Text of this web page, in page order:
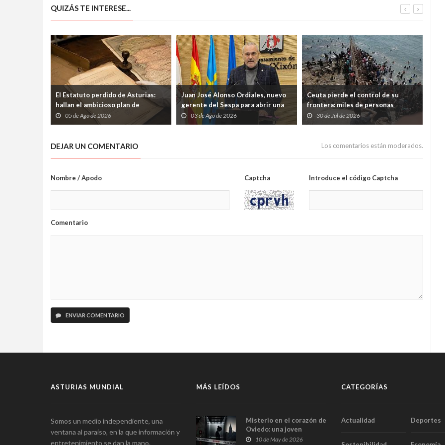
QUIZÁS TE INTERESE...
El Estatuto perdido de Asturias:
hallan el ambicioso plan de
autogobierno que la guerra
condenó al olvido
05 de Ago de 2026
Juan José Alonso Ordiales, nuevo
gerente del Sespa para abrir una
etapa marcada por el diálogo con
los profesionales
03 de Ago de 2026
Ceuta pierde el control de su
frontera: miles de personas
desbordan el Tarajal y ponen a
España ante una crisis de Estado
30 de Jul de 2026
DEJAR UN COMENTARIO Los comentarios están moderados.
Nombre / Apodo Captcha Introduce el código Captcha
Comentario
ENVIAR COMENTARIO
ASTURIAS MUNDIAL
Somos un medio independiente, una
ventana al paraíso, en la que información y
entretenimiento se dan la mano.
MÁS LEÍDOS
Misterio en el corazón de
Oviedo: una joven
aparece muerta dentro
10 de May de 2026
CATEGORÍAS
Actualidad Deportes